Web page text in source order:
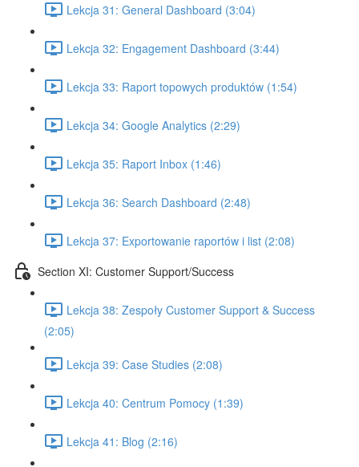
Lekcja 31: General Dashboard (3:04)
Lekcja 32: Engagement Dashboard (3:44)
Lekcja 33: Raport topowych produktów (1:54)
Lekcja 34: Google Analytics (2:29)
Lekcja 35: Raport Inbox (1:46)
Lekcja 36: Search Dashboard (2:48)
Lekcja 37: Exportowanie raportów i list (2:08)
Section XI: Customer Support/Success
Lekcja 38: Zespoły Customer Support & Success
(2:05)
Lekcja 39: Case Studies (2:08)
Lekcja 40: Centrum Pomocy (1:39)
Lekcja 41: Blog (2:16)